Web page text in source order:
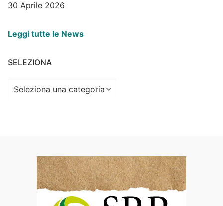
30 Aprile 2026
Leggi tutte le News
SELEZIONA
Seleziona